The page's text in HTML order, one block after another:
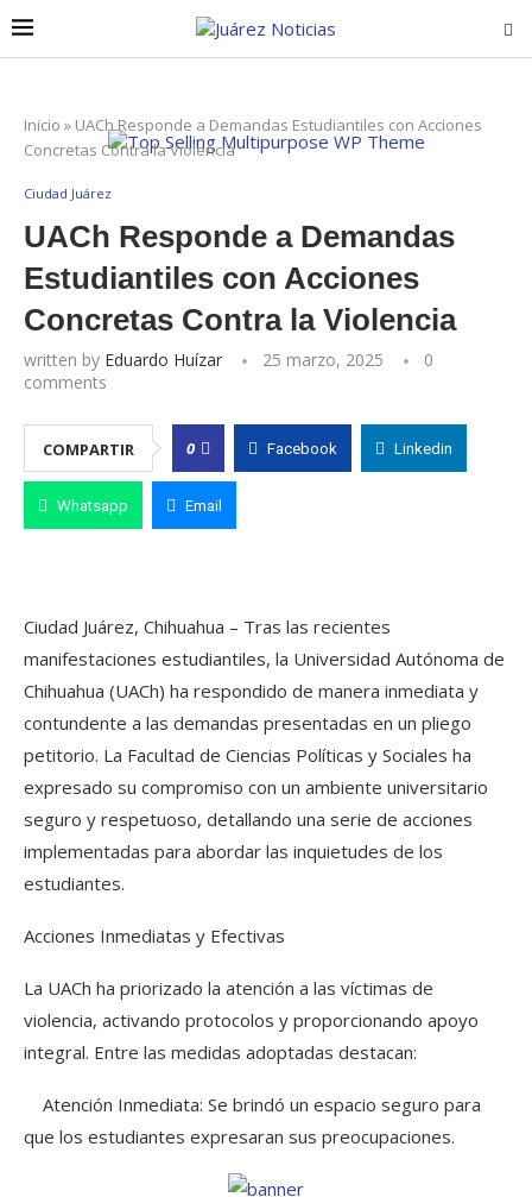
Inicio » UACh Responde a Demandas Estudiantiles con Acciones
Concretas Contra la Violencia
Ciudad Juárez
UACh Responde a Demandas
Estudiantiles con Acciones
Concretas Contra la Violencia
written by Eduardo Huízar 25 marzo, 2025
0
comments
COMPARTIR 0 Facebook Linkedin
Whatsapp Email
Ciudad Juárez, Chihuahua – Tras las recientes
manifestaciones estudiantiles, la Universidad Autónoma de
Chihuahua (UACh) ha respondido de manera inmediata y
contundente a las demandas presentadas en un pliego
petitorio. La Facultad de Ciencias Políticas y Sociales ha
expresado su compromiso con un ambiente universitario
seguro y respetuoso, detallando una serie de acciones
implementadas para abordar las inquietudes de los
estudiantes.
Acciones Inmediatas y Efectivas
La UACh ha priorizado la atención a las víctimas de
violencia, activando protocolos y proporcionando apoyo
integral. Entre las medidas adoptadas destacan:
Atención Inmediata: Se brindó un espacio seguro para
que los estudiantes expresaran sus preocupaciones.